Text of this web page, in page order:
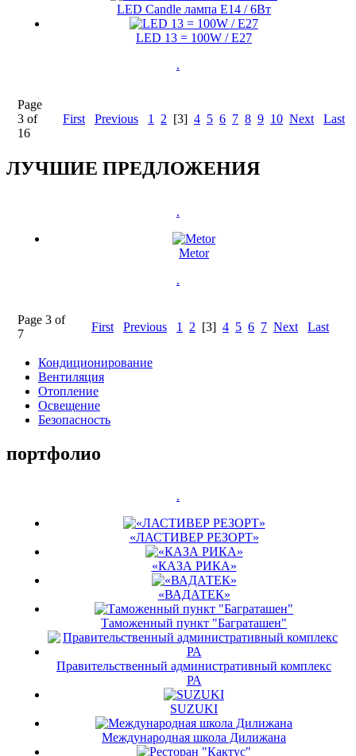
LED Candle лампа E14 / 6Вт
LED 13 = 100W / E27
.
Page
3 of
16
First Previous 1 2 [3] 4 5 6 7 8 9 10 Next Last
ЛУЧШИЕ ПРЕДЛОЖЕНИЯ
.
Metor
.
Page 3 of
7
First Previous 1 2 [3] 4 5 6 7 Next Last
Кондиционирование
Вентиляция
Отоплениe
Oсвещениe
Безопасность
портфолио
.
«ЛАСТИВЕР РЕЗОРТ»
«КАЗА РИКА»
«ВАДАТЕК»
Таможенный пункт "Баграташен"
Правительственный административный комплекс
РА
SUZUKI
Международная школа Дилижана